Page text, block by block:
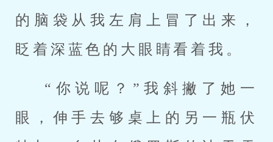
的脑袋从我左肩上冒了出来，
眨着深蓝色的大眼睛看着我。
“你说呢？”我斜撇了她一
眼，伸手去够桌上的另一瓶伏